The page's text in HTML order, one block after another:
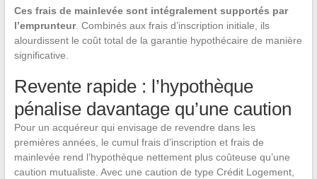
Ces frais de mainlevée sont intégralement supportés par
l’emprunteur. Combinés aux frais d’inscription initiale, ils
alourdissent le coût total de la garantie hypothécaire de manière
significative.
Revente rapide : l’hypothèque
pénalise davantage qu’une caution
Pour un acquéreur qui envisage de revendre dans les
premières années, le cumul frais d’inscription et frais de
mainlevée rend l’hypothèque nettement plus coûteuse qu’une
caution mutualiste. Avec une caution de type Crédit Logement,